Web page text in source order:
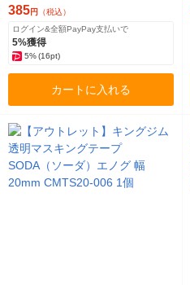
20-001 1個
385円 （税込）
ログイン&全額PayPay支払いで
5%獲得
5%(16pt)
カートに入れる